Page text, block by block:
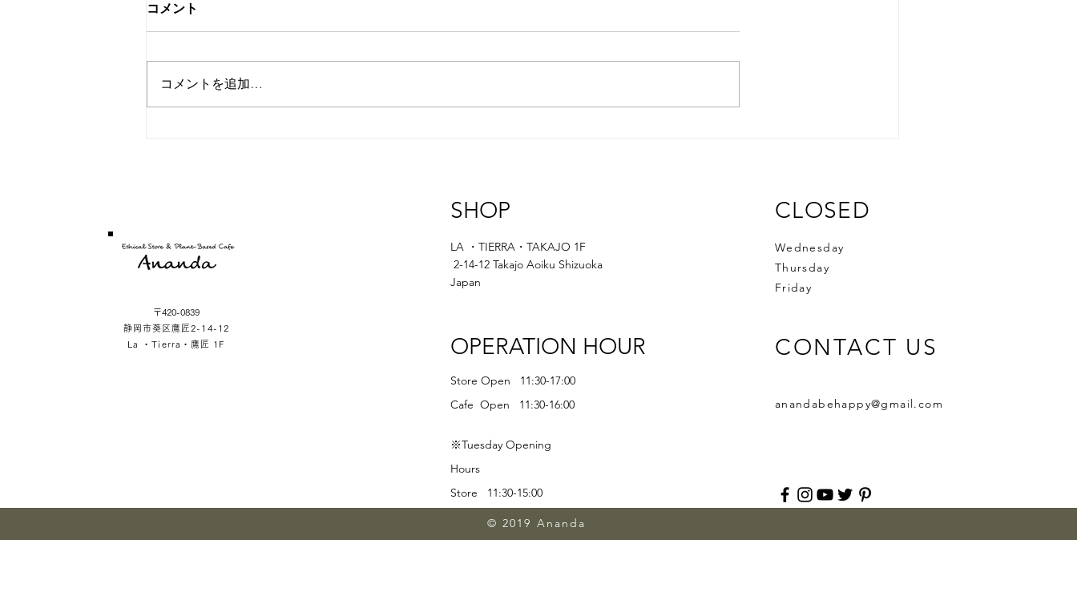
Sea
コメント
コメントを追加…
〒420-0839
静岡市葵区鷹匠2-14-12
La ・Tierra・鷹匠 1F
SHOP
LA ・TIERRA・TAKAJO 1F
2-14-12 Takajo Aoiku Shizuoka
Japan
OPERATION HOUR
Store Open 11:30-17:00
Cafe Open 11:30-16:00
※Tuesday Opening
Hours
Store 11:30-15:00
Lunch 11:30-13:00
CLOSED
Wednesday
Thursday
Friday
CONTACT US
anandabehappy@gmail.com
© 2019 Ananda